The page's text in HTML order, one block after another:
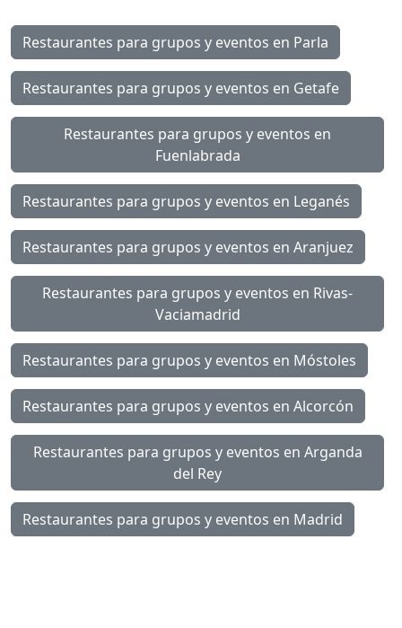
Restaurantes para grupos y eventos en Parla
Restaurantes para grupos y eventos en Getafe
Restaurantes para grupos y eventos en
Fuenlabrada
Restaurantes para grupos y eventos en Leganés
Restaurantes para grupos y eventos en Aranjuez
Restaurantes para grupos y eventos en Rivas-
Vaciamadrid
Restaurantes para grupos y eventos en Móstoles
Restaurantes para grupos y eventos en Alcorcón
Restaurantes para grupos y eventos en Arganda
del Rey
Restaurantes para grupos y eventos en Madrid